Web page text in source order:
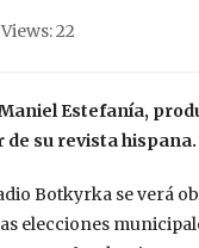
Views: 22
Estefanía,
de su revista hispana.
Botkyrka se verá
elecciones